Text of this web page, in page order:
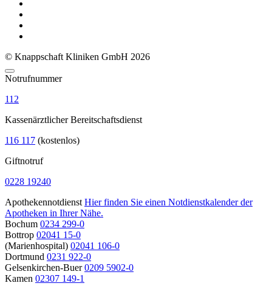
© Knappschaft Kliniken GmbH 2026
Notrufnummer
112
Kassenärztlicher Bereitschaftsdienst
116 117 (kostenlos)
Giftnotruf
0228 19240
Apothekennotdienst Hier finden Sie einen Notdienstkalender der
Apotheken in Ihrer Nähe.
Bochum 0234 299-0
Bottrop 02041 15-0
(Marienhospital) 02041 106-0
Dortmund 0231 922-0
Gelsenkirchen-Buer 0209 5902-0
Kamen 02307 149-1